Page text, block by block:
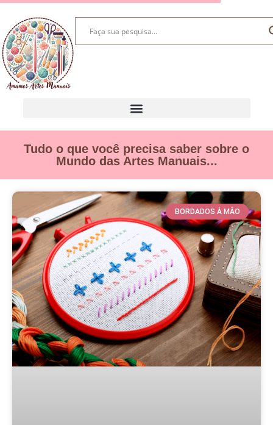
Tudo o que você precisa saber sobre o
Mundo das Artes Manuais...
BORDADOS À MÂO